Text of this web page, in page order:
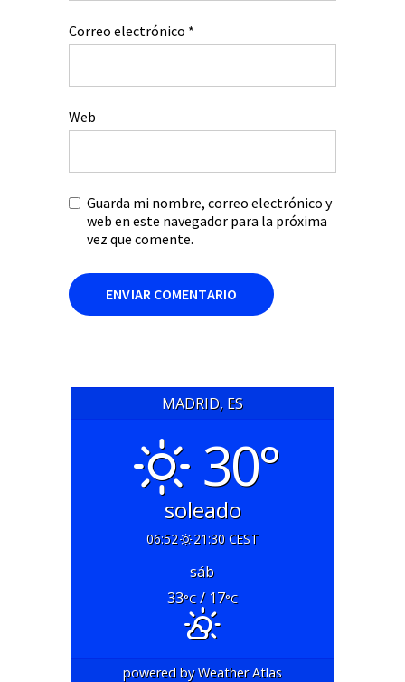
Correo electrónico *
Web
Guarda mi nombre, correo electrónico y
web en este navegador para la próxima
vez que comente.
MADRID, ES
30°
soleado
06:52 21:30 CEST
sáb
33°C/ 17°C
powered byWeather Atlas